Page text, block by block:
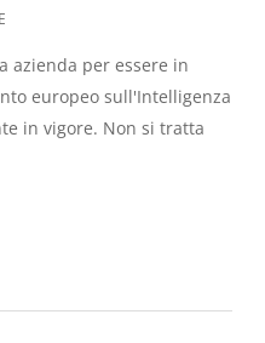
azienda per essere in
europeo sull'Intelligenza
in vigore. Non si tratta